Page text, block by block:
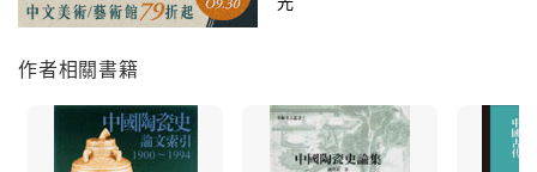
作者相關書籍